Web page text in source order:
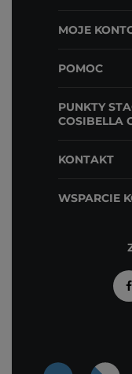
MOJE
POMOC
PUNKTY
COSIBELLA
KONTAKT
WSPARCIE